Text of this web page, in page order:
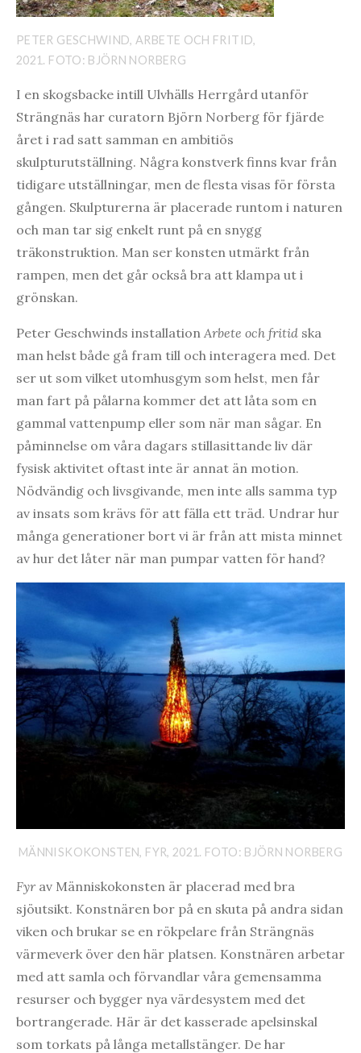
PETER GESCHWIND, ARBETE OCH FRITID,
2021. FOTO: BJÖRN NORBERG
I en skogsbacke intill Ulvhälls Herrgård utanför
Strängnäs har curatorn Björn Norberg för fjärde
året i rad satt samman en ambitiös
skulpturutställning. Några konstverk finns kvar från
tidigare utställningar, men de flesta visas för första
gången. Skulpturerna är placerade runtom i naturen
och man tar sig enkelt runt på en snygg
träkonstruktion. Man ser konsten utmärkt från
rampen, men det går också bra att klampa ut i
grönskan.
Peter Geschwinds installation Arbete och fritid ska
man helst både gå fram till och interagera med. Det
ser ut som vilket utomhusgym som helst, men får
man fart på pålarna kommer det att låta som en
gammal vattenpump eller som när man sågar. En
påminnelse om våra dagars stillasittande liv där
fysisk aktivitet oftast inte är annat än motion.
Nödvändig och livsgivande, men inte alls samma typ
av insats som krävs för att fälla ett träd. Undrar hur
många generationer bort vi är från att mista minnet
av hur det låter när man pumpar vatten för hand?
MÄNNISKOKONSTEN, FYR, 2021. FOTO: BJÖRN NORBERG
Fyr av Människokonsten är placerad med bra
sjöutsikt. Konstnären bor på en skuta på andra sidan
viken och brukar se en rökpelare från Strängnäs
värmeverk över den här platsen. Konstnären arbetar
med att samla och förvandlar våra gemensamma
resurser och bygger nya värdesystem med det
bortrangerade. Här är det kasserade apelsinskal
som torkats på långa metallstänger. De har